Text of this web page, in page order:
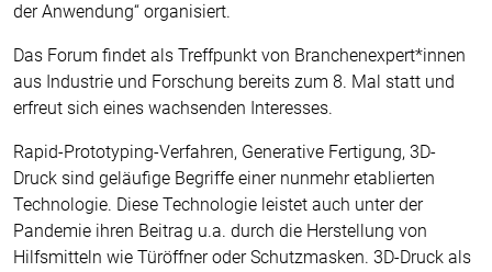
der Anwendung“ organisiert.
Das Forum findet als Treffpunkt von Branchenexpert*innen
aus Industrie und Forschung bereits zum 8. Mal statt und
erfreut sich eines wachsenden Interesses.
Rapid-Prototyping-Verfahren, Generative Fertigung, 3D-
Druck sind geläufige Begriffe einer nunmehr etablierten
Technologie. Diese Technologie leistet auch unter der
Pandemie ihren Beitrag u.a. durch die Herstellung von
Hilfsmitteln wie Türöffner oder Schutzmasken. 3D-Druck als